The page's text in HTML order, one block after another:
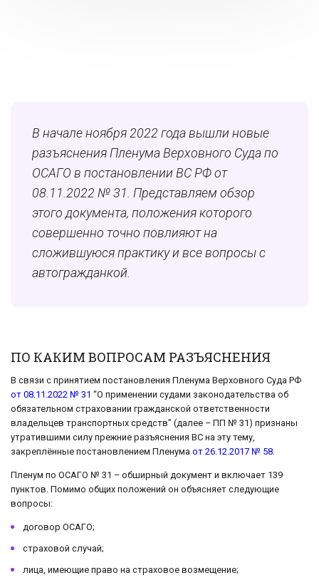
В начале ноября 2022 года вышли новые
разъяснения Пленума Верховного Суда по
ОСАГО в постановлении ВС РФ от
08.11.2022 № 31. Представляем обзор
этого документа, положения которого
совершенно точно повлияют на
сложившуюся практику и все вопросы с
автогражданкой.
ПО КАКИМ ВОПРОСАМ РАЗЪЯСНЕНИЯ
В связи с принятием постановления Пленума Верховного Суда РФ
от 08.11.2022 № 31 “О применении судами законодательства об
обязательном страховании гражданской ответственности
владельцев транспортных средств” (далее – ПП № 31) признаны
утратившими силу прежние разъяснения ВС на эту тему,
закреплённые постановлением Пленума от 26.12.2017 № 58.
Пленум по ОСАГО № 31 – обширный документ и включает 139
пунктов. Помимо общих положений он объясняет следующие
вопросы:
договор ОСАГО;
страховой случай;
лица, имеющие право на страховое возмещение;